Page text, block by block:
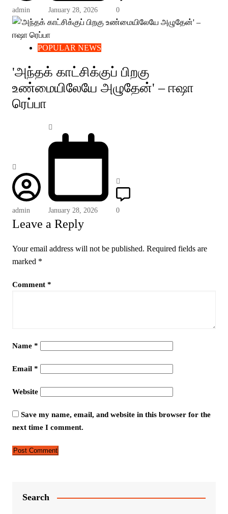
admin January 28, 2026 0
POPULAR NEWS
'அந்தக் காட்சிக்குப் பிறகு
உண்மையிலேயே அழுதேன்' – ஈஷா
ரெப்பா
admin January 28, 2026 0
Leave a Reply
Your email address will not be published. Required fields are
marked *
Comment *
Name *
Email *
Website
Save my name, email, and website in this browser for the
next time I comment.
Search